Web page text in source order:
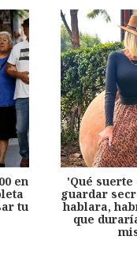
en
tu
'Qué suerte
guardar
hablara,
que